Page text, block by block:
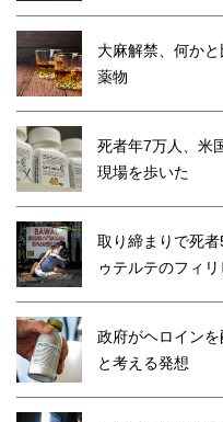
大麻解禁、何か
薬物
死者年7万人、米
現場を歩いた
取り締まりで死
ゥテルテのフィ
政府がヘロイン
と考える発想